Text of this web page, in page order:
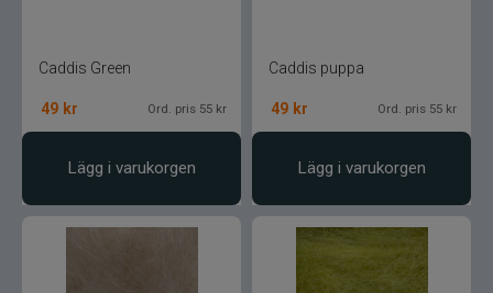
Caddis Green
49 kr Ord. pris 55 kr
Lägg i varukorgen
Caddis puppa
49 kr Ord. pris 55 kr
Lägg i varukorgen